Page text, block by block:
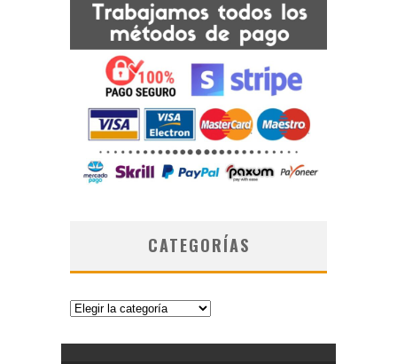
CATEGORÍAS
Categorías